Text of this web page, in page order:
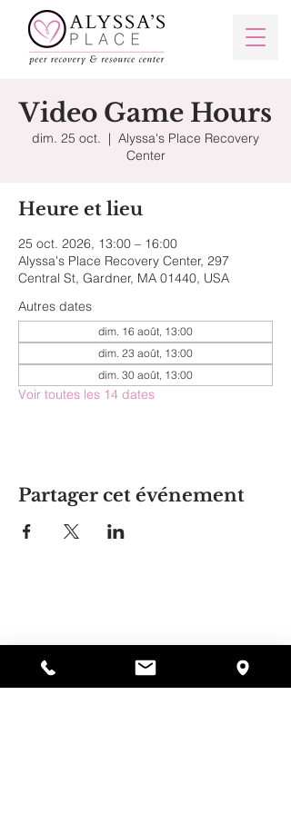
Video Game Hours
dim. 25 oct.
  |
Alyssa's Place Recovery
Center
Heure et lieu
25 oct. 2026, 13:00 – 16:00
Alyssa's Place Recovery Center, 297
Central St, Gardner, MA 01440, USA
Autres dates
dim. 16 août, 13:00
dim. 23 août, 13:00
dim. 30 août, 13:00
Voir toutes les 14 dates
Partager cet événement
978-364-0920